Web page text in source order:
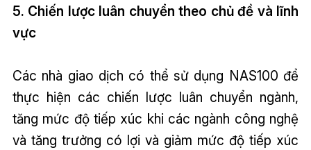
5. Chiến lược luân chuyển theo chủ đề và lĩnh
vực
Các nhà giao dịch có thể sử dụng NAS100 để
thực hiện các chiến lược luân chuyển ngành,
tăng mức độ tiếp xúc khi các ngành công nghệ
và tăng trưởng có lợi và giảm mức độ tiếp xúc